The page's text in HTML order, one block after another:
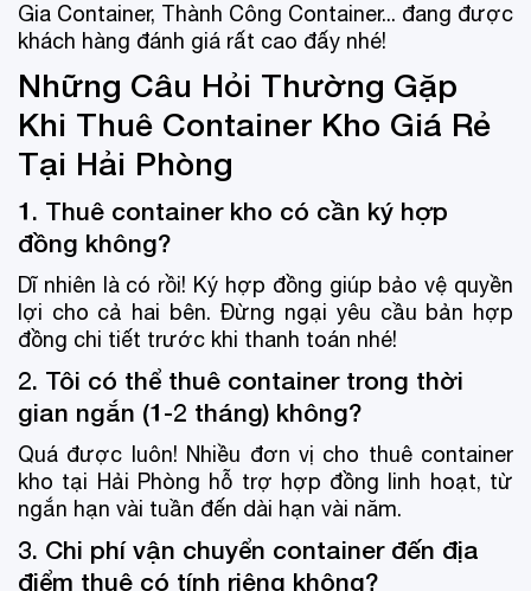
Gia Container, Thành Công Container... đang được
khách hàng đánh giá rất cao đấy nhé!
Những Câu Hỏi Thường Gặp
Khi Thuê Container Kho Giá Rẻ
Tại Hải Phòng
1. Thuê container kho có cần ký hợp
đồng không?
Dĩ nhiên là có rồi! Ký hợp đồng giúp bảo vệ quyền
lợi cho cả hai bên. Đừng ngại yêu cầu bản hợp
đồng chi tiết trước khi thanh toán nhé!
2. Tôi có thể thuê container trong thời
gian ngắn (1-2 tháng) không?
Quá được luôn! Nhiều đơn vị cho thuê container
kho tại Hải Phòng hỗ trợ hợp đồng linh hoạt, từ
ngắn hạn vài tuần đến dài hạn vài năm.
3. Chi phí vận chuyển container đến địa
điểm thuê có tính riêng không?